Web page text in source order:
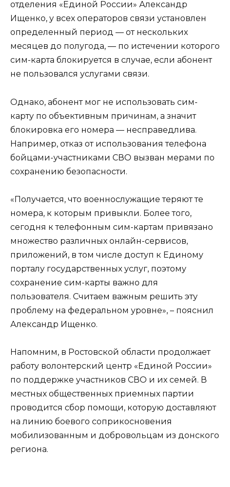
отделения «Единой России» Александр
Ищенко, у всех операторов связи установлен
определенный период — от нескольких
месяцев до полугода, — по истечении которого
сим-карта блокируется в случае, если абонент
не пользовался услугами связи.
Однако, абонент мог не использовать сим-
карту по объективным причинам, а значит
блокировка его номера — несправедлива.
Например, отказ от использования телефона
бойцами-участниками СВО вызван мерами по
сохранению безопасности.
«Получается, что военнослужащие теряют те
номера, к которым привыкли. Более того,
сегодня к телефонным сим-картам привязано
множество различных онлайн-сервисов,
приложений, в том числе доступ к Единому
порталу государственных услуг, поэтому
сохранение сим-карты важно для
пользователя. Считаем важным решить эту
проблему на федеральном уровне», – пояснил
Александр Ищенко.
Напомним, в Ростовской области продолжает
работу волонтерский центр «Единой России»
по поддержке участников СВО и их семей. В
местных общественных приемных партии
проводится сбор помощи, которую доставляют
на линию боевого соприкосновения
мобилизованным и добровольцам из донского
региона.